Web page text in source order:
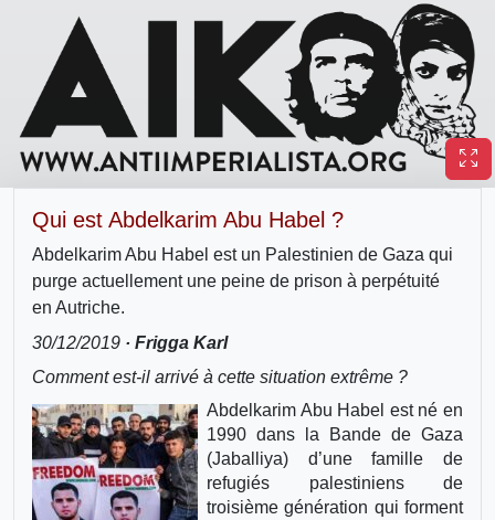
Qui est Abdelkarim Abu Habel ?
Abdelkarim Abu Habel est un Palestinien de Gaza qui
purge actuellement une peine de prison à perpétuité
en Autriche.
30/12/2019 · Frigga Karl
Comment est-il arrivé à cette situation extrême ?
Abdelkarim Abu Habel est né en
1990 dans la Bande de Gaza
(Jaballiya) d’une famille de
refugiés palestiniens de
troisième génération qui forment